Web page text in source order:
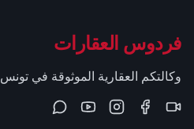
فردوس العقارات
وكالتكم العقارية الموثوقة في تونس